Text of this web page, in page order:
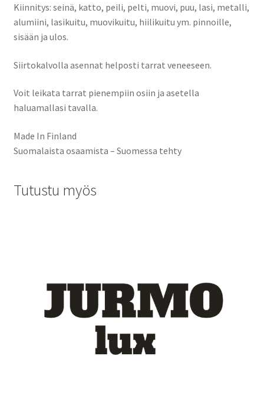
Kiinnitys: seinä, katto, peili, pelti, muovi, puu, lasi, metalli,
alumiini, lasikuitu, muovikuitu, hiilikuitu ym. pinnoille,
sisään ja ulos.
Siirtokalvolla asennat helposti tarrat veneeseen.
Voit leikata tarrat pienempiin osiin ja asetella
haluamallasi tavalla.
Made In Finland
Suomalaista osaamista – Suomessa tehty
Tutustu myös